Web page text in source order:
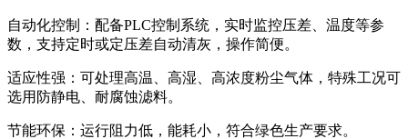
自动化控制：配备PLC控制系统，实时监控压差、温度等参
数，支持定时或定压差自动清灰，操作简便。
适应性强：可处理高温、高湿、高浓度粉尘气体，特殊工况可
选用防静电、耐腐蚀滤料。
节能环保：运行阻力低，能耗小，符合绿色生产要求。